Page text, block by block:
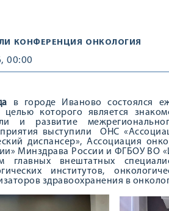
КОНФЕРЕНЦИЯ ОНКОЛОГИЯ
00:00
в городе Иваново состоялся
целью которого является
и развитие
выступили ОНС
диспансер», Ассоциация
Минздрава России и ФГБОУ ВО
внештатных
институтов,
здравоохранения в